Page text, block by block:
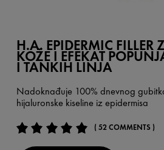
H.A. EPIDERMIC FILLER
KOŽE I EFEKAT
I TANKIH LINJA
Nadoknađuje 100% dnevnog
hijaluronske kiseline iz epidermisa
( 52 COMMENTS )